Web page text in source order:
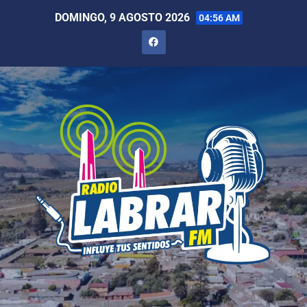
DOMINGO, 9 AGOSTO 2026 04:56 AM